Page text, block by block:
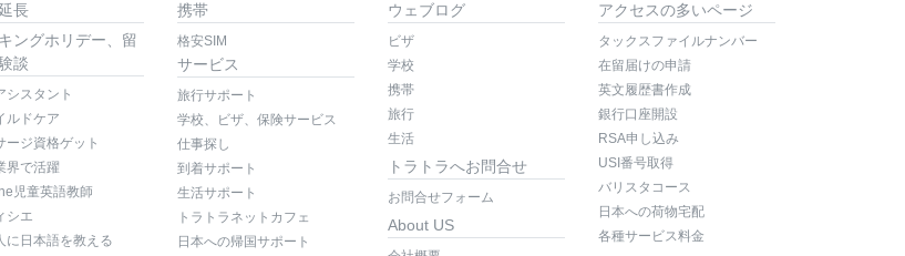
長
ングホリデー、留
談
シスタント
ルドケア
ージ資格ゲット
界で活躍
児童英語教師
シエ
に日本語を教える
携帯
格安SIM
サービス
旅行サポート
学校、ビザ、保険サービス
仕事探し
到着サポート
生活サポート
トラトラネットカフェ
日本への帰国サポート
ウェブログ
ビザ
学校
携帯
旅行
生活
トラトラへお問合せ
お問合せフォーム
About US
アクセスの多いページ
タックスファイルナンバー
在留届けの申請
英文履歴書作成
銀行口座開設
RSA申し込み
USI番号取得
バリスタコース
日本への荷物宅配
各種サービス料金